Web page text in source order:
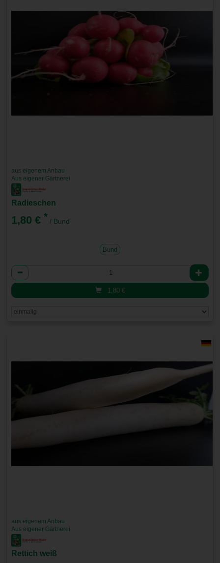
aus eigenem Anbau
Aus eigener Gärtnerei
Radieschen
1,80 € * / Bund
Bund
Anzahl
1,80 €
aus eigenem Anbau
Aus eigener Gärtnerei
Rettich weiß